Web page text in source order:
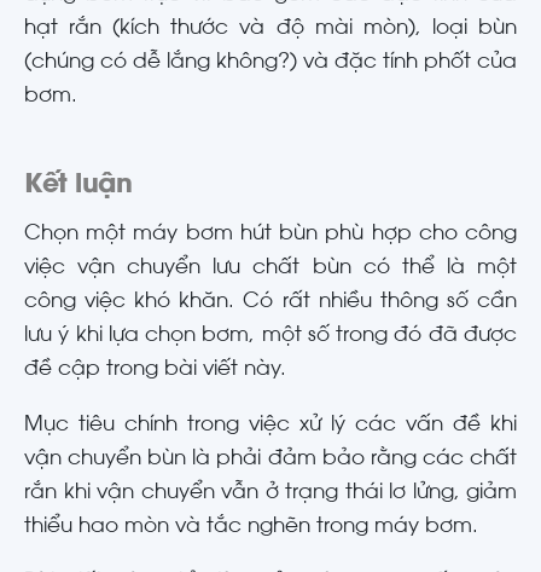
hạt rắn (kích thước và độ mài mòn), loại bùn
(chúng có dễ lắng không?) và đặc tính phốt của
bơm.
Kết luận
Chọn một máy bơm hút bùn phù hợp cho công
việc vận chuyển lưu chất bùn có thể là một
công việc khó khăn. Có rất nhiều thông số cần
lưu ý khi lựa chọn bơm, một số trong đó đã được
đề cập trong bài viết này.
Mục tiêu chính trong việc xử lý các vấn đề khi
vận chuyển bùn là phải đảm bảo rằng các chất
rắn khi vận chuyển vẫn ở trạng thái lơ lửng, giảm
thiểu hao mòn và tắc nghẽn trong máy bơm.